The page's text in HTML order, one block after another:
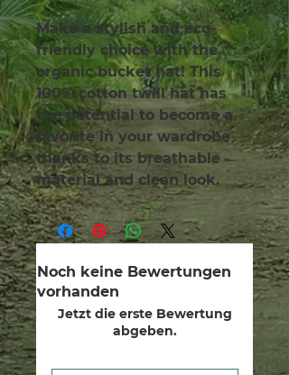
Make a stylish and eco-
friendly choice with the
organic bucket hat! This
100% cotton twill hat has
the potential to become a
favorite in your wardrobe
thanks to its breathable
material and clean look.
Noch keine Bewertungen
vorhanden
Jetzt die erste Bewertung
abgeben.